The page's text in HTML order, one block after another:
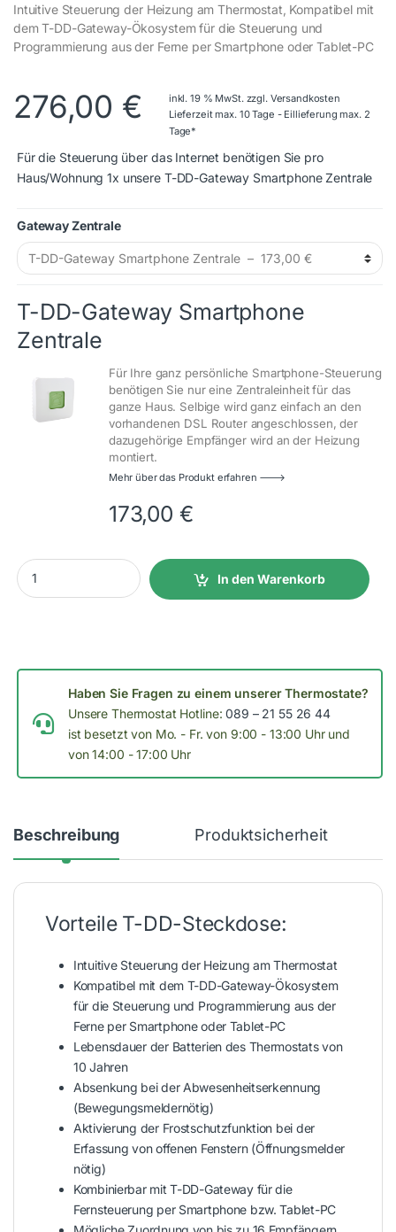
Intuitive Steuerung der Heizung am Thermostat, Kompatibel mit
dem T-DD-Gateway-Ökosystem für die Steuerung und
Programmierung aus der Ferne per Smartphone oder Tablet-PC
276,00 € inkl. 19 % MwSt. zzgl. Versandkosten
Lieferzeit max. 10 Tage - Eillieferung max. 2
Tage*
Für die Steuerung über das Internet benötigen Sie pro
Haus/Wohnung 1x unsere T-DD-Gateway Smartphone Zentrale
Gateway Zentrale
T-DD-Gateway Smartphone
Zentrale
Auswahl aufheben
Für Ihre ganz persönliche Smartphone-Steuerung
benötigen Sie nur eine Zentraleinheit für das
ganze Haus. Selbige wird ganz einfach an den
vorhandenen DSL Router angeschlossen, der
dazugehörige Empfänger wird an der Heizung
montiert.
Mehr über das Produkt erfahren 🡒
173,00 €
T-DD-Steckdose Smartphone Funksteckdosenempfänger 10A
In den Warenkorb
Haben Sie Fragen zu einem unserer Thermostate?
Unsere Thermostat Hotline:089 – 21 55 26 44
ist besetzt von Mo. - Fr. von 9:00 - 13:00 Uhr und
von 14:00 - 17:00 Uhr
Beschreibung Produktsicherheit
Vorteile T-DD-Steckdose:
Intuitive Steuerung der Heizung am Thermostat
Kompatibel mit dem T-DD-Gateway-Ökosystem
für die Steuerung und Programmierung aus der
Ferne per Smartphone oder Tablet-PC
Lebensdauer der Batterien des Thermostats von
10 Jahren
Absenkung bei der Abwesenheitserkennung
(Bewegungsmeldernötig)
Aktivierung der Frostschutzfunktion bei der
Erfassung von offenen Fenstern (Öffnungsmelder
nötig)
Kombinierbar mit T-DD-Gateway für die
Fernsteuerung per Smartphone bzw. Tablet-PC